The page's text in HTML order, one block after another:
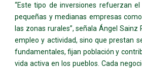
“Este tipo de inversiones refuerzan
pequeñas y medianas empresas
las zonas rurales”, señala Ángel Sainz
empleo y actividad, sino que prestan
fundamentales, fijan población y
vida activa en los pueblos. Cada